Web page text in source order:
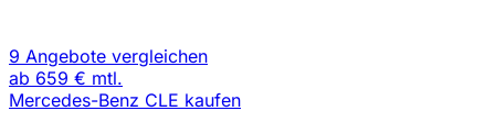
9 Angebote vergleichen
ab 659 € mtl.
Mercedes-Benz CLE kaufen